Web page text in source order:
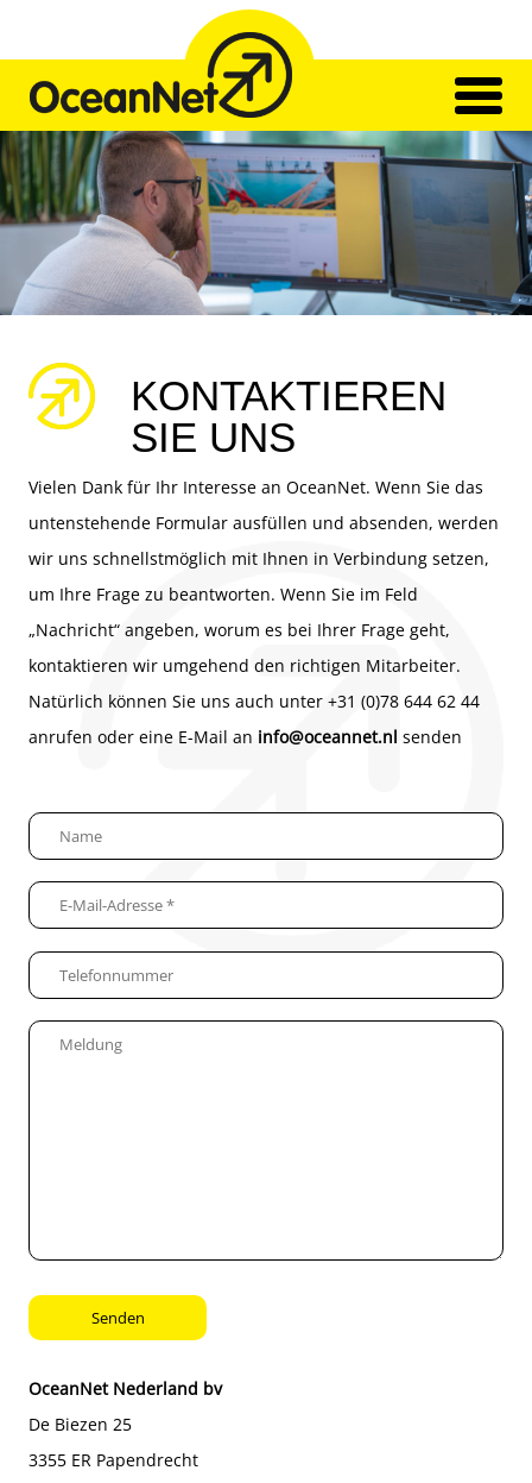
content
Home
Netzwerk
Transport
Unser Team
Eindrücke
Kontakt
KONTAKTIEREN
SIE UNS
Vielen Dank für Ihr Interesse an OceanNet. Wenn Sie das
untenstehende Formular ausfüllen und absenden, werden
wir uns schnellstmöglich mit Ihnen in Verbindung setzen,
um Ihre Frage zu beantworten. Wenn Sie im Feld
„Nachricht“ angeben, worum es bei Ihrer Frage geht,
kontaktieren wir umgehend den richtigen Mitarbeiter.
Natürlich können Sie uns auch unter +31 (0)78 644 62 44
anrufen oder eine E-Mail an info@oceannet.nl senden
OceanNet Nederland bv
De Biezen 25
3355 ER Papendrecht